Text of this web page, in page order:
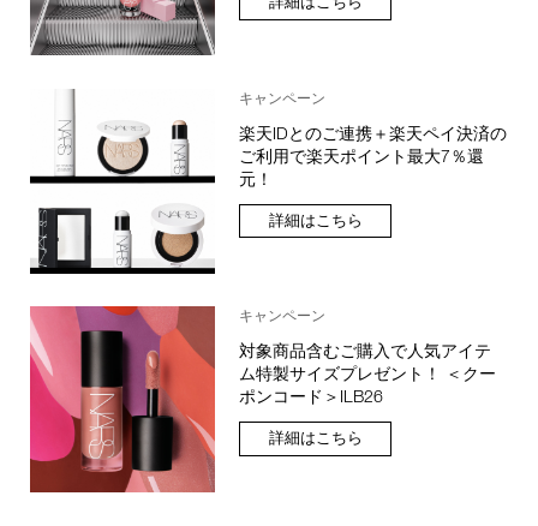
キャンペーン
楽天IDとのご連携＋楽天ペイ決済の
ご利用で楽天ポイント最大7％還
元！
詳細はこちら
キャンペーン
対象商品含むご購入で人気アイテ
ム特製サイズプレゼント！ ＜クー
ポンコード＞ILB26
詳細はこちら